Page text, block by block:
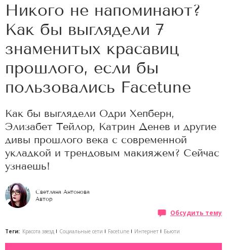
Никого не напоминают?
Как бы выглядели 7
знаменитых красавиц
прошлого, если бы
пользовались Facetune
Как бы выглядели Одри Хепберн,
Элизабет Тейлор, Катрин Денев и другие
дивы прошлого века с современной
укладкой и трендовым макияжем? Сейчас
узнаешь!
Светлана Антонова
Автор
Обсудить тему
Теги: Красота звезд Социальные сети Facetune Интернет Бьюти